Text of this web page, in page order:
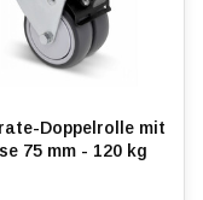
Doppelrolle mit
75 mm - 120 kg